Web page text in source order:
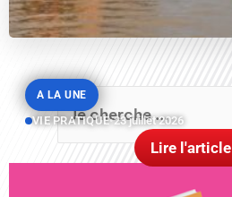
A LA UNE
VIE PRATIQUE•23 juillet 2026
Lire l'article